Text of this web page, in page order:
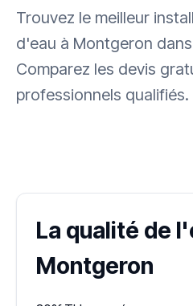
Trouvez le meilleur
d'eau à Montgeron
Comparez les devis
professionnels qualifiés.
La qualité de
Montgeron